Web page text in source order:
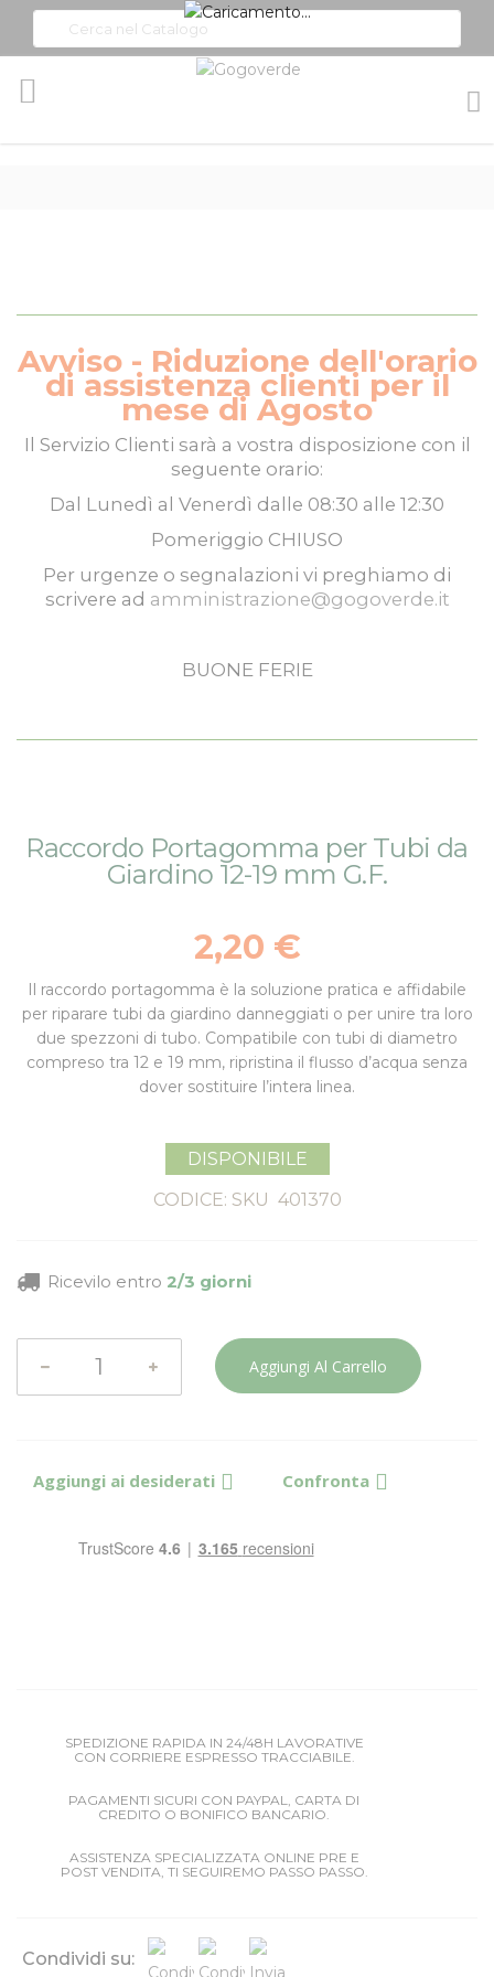
Avviso - Riduzione dell'orario
di assistenza clienti per il
mese di Agosto
Il Servizio Clienti sarà a vostra disposizione con il
seguente orario:
Dal Lunedì al Venerdì dalle 08:30 alle 12:30
Pomeriggio CHIUSO
Per urgenze o segnalazioni vi preghiamo di
scrivere ad amministrazione@gogoverde.it
BUONE FERIE
alla
all'inizio
Raccordo Portagomma per Tubi da
Giardino 12-19 mm G.F.
2,20 €
Il raccordo portagomma è la soluzione pratica e affidabile
per riparare tubi da giardino danneggiati o per unire tra loro
due spezzoni di tubo. Compatibile con tubi di diametro
compreso tra 12 e 19 mm, ripristina il flusso d’acqua senza
dover sostituire l’intera linea.
DISPONIBILE
CODICE: SKU 401370
Ricevilo entro 2/3 giorni
Aggiungi Al Carrello
Aggiungi ai desiderati Confronta
SPEDIZIONE RAPIDA IN 24/48H LAVORATIVE
CON CORRIERE ESPRESSO TRACCIABILE.
PAGAMENTI SICURI CON PAYPAL, CARTA DI
CREDITO O BONIFICO BANCARIO.
ASSISTENZA SPECIALIZZATA ONLINE PRE E
POST VENDITA, TI SEGUIREMO PASSO PASSO.
Condividi su: